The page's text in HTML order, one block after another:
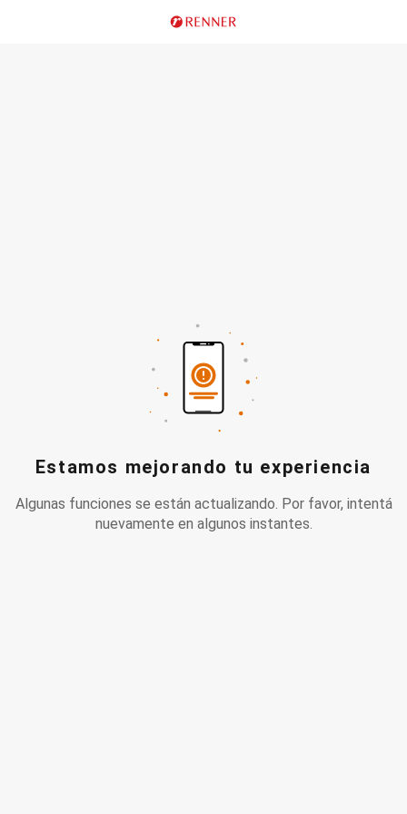
Estamos mejorando tu experiencia
Algunas funciones se están actualizando. Por favor, intentá
nuevamente en algunos instantes.